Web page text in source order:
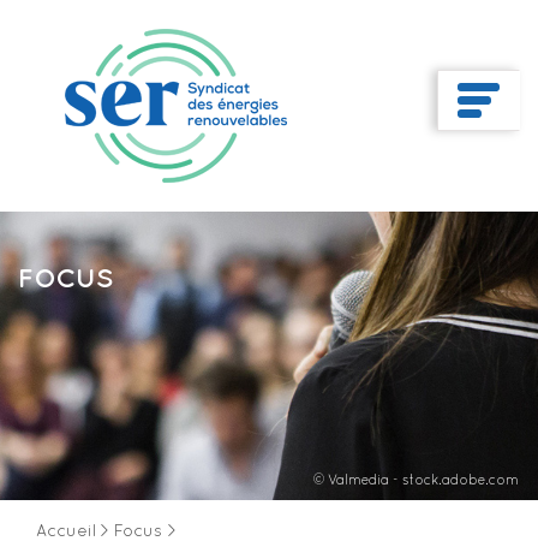
FOCUS
© Valmedia - stock.adobe.com
Accueil > Focus >